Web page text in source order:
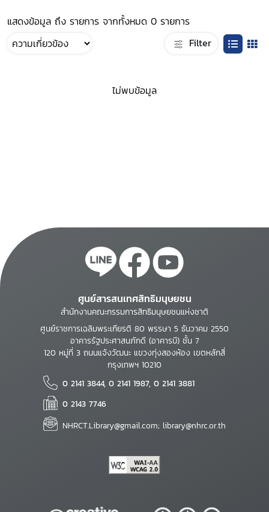
แสดงข้อมูล ถึง รายการ จากทั้งหมด 0 รายการ
Filter
ไม่พบข้อมูล
ศูนย์สารสนเทศสิทธิมนุษยชน
สำนักงานคณะกรรมการสิทธิมนุษยชนแห่งชาติ
ศูนย์ราชการเฉลิมพระเกียรติ 80 พรรษา 5 ธันวาคม 2550
อาคารรัฐประศาสนภักดี (อาคารบี) ชั้น 7
120 หมู่ที่ 3 ถนนแจ้งวัฒนะ แขวงทุ่งสองห้อง เขตหลักสี่
กรุงเทพฯ 10210
0 2141 3844, 0 2141 1987, 0 2141 3881
0 2143 7746
NHRCT.Library@gmail.com; library@nhrc.or.th